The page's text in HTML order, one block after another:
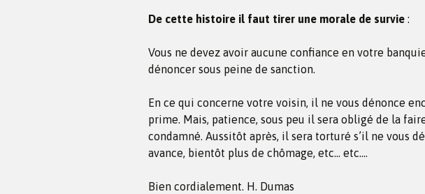
De cette histoire il faut tirer une morale de survie :
Vous ne devez avoir aucune confiance en votre
dénoncer sous peine de sanction.
En ce qui concerne votre voisin, il ne vous dénonce
prime. Mais, patience, sous peu il sera obligé de la
condamné. Aussitôt après, il sera torturé s’il ne vous
avance, bientôt plus de chômage, etc… etc….
Bien cordialement. H. Dumas